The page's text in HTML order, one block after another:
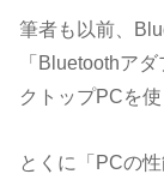
筆者も以前、
「Bluetoothア
クトップPCを
とくに「PCの